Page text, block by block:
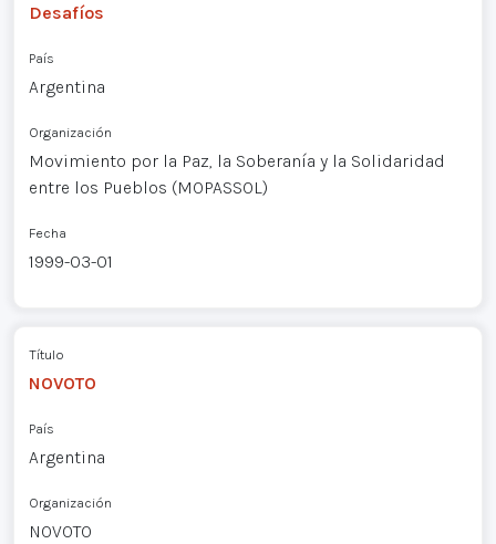
Desafíos
País
Argentina
Organización
Movimiento por la Paz, la Soberanía y la Solidaridad
entre los Pueblos (MOPASSOL)
Fecha
1999-03-01
Título
NOVOTO
País
Argentina
Organización
NOVOTO